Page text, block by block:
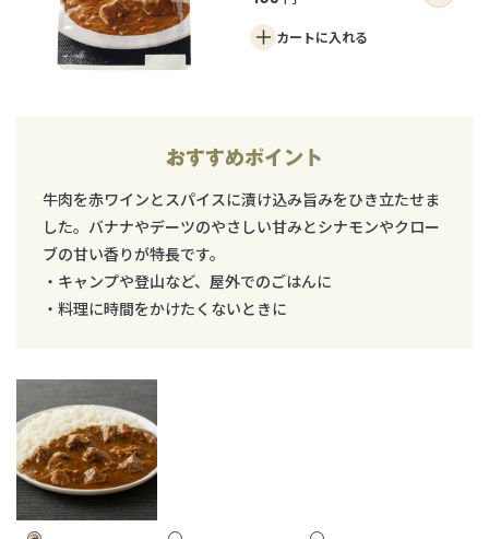
カートに入れる
おすすめポイント
牛肉を赤ワインとスパイスに漬け込み旨みをひき立たせま
した。バナナやデーツのやさしい甘みとシナモンやクロー
ブの甘い香りが特長です。
・キャンプや登山など、屋外でのごはんに
・料理に時間をかけたくないときに